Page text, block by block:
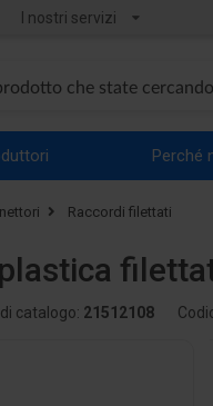
I nostri servizi
Perché
Raccordi filettati
catalogo: 21512108